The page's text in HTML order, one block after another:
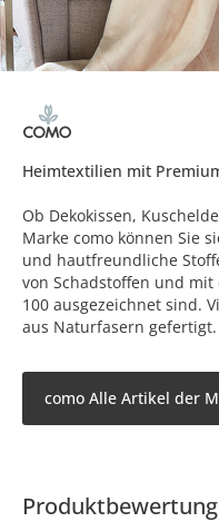
Heimtextilien mit
Ob Dekokissen,
Marke como können Sie
und hautfreundliche
von Schadstoffen und mit
100 ausgezeichnet sind.
aus Naturfasern gefertigt.
como Alle Artikel der